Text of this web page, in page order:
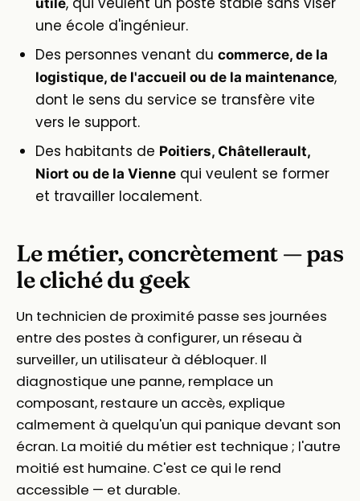
une école d'ingénieur.
Des personnes venant du commerce, de la
logistique, de l'accueil ou de la maintenance,
dont le sens du service se transfère vite
vers le support.
Des habitants de Poitiers, Châtellerault,
Niort ou de la Vienne qui veulent se former
et travailler localement.
Le métier, concrètement — pas
le cliché du geek
Un technicien de proximité passe ses journées
entre des postes à configurer, un réseau à
surveiller, un utilisateur à débloquer. Il
diagnostique une panne, remplace un
composant, restaure un accès, explique
calmement à quelqu'un qui panique devant son
écran. La moitié du métier est technique ; l'autre
moitié est humaine. C'est ce qui le rend
accessible — et durable.